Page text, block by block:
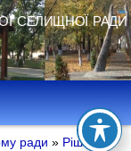
селищної ради
ради» Рішення